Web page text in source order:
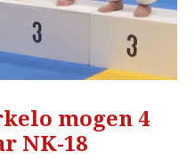
mogen 4
NK-18